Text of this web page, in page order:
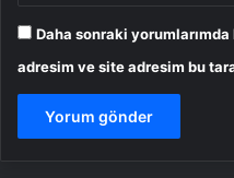
Daha sonraki
adresim ve site adresim bu